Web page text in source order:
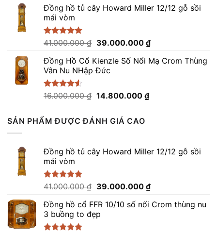
5 sao
là:
tại
Đồng hồ tủ cây Howard Miller 12/12 gỗ sồi
mái vòm
Được xếp
5 sao
41.000.000₫ Giá
là:
41.000.000 ₫.
39.000.000 ₫Giá
tại
Đồng Hồ Cổ Kienzle Số Nổi Mạ Crom Thùng
Vân Nu NHập Đức
Được xếp
16.000.000₫ Giá
là:
16.000.000 ₫.
14.800.000 ₫Giá
SẢN PHẨM ĐƯỢC ĐÁNH GIÁ CAO
Đồng hồ tủ cây Howard Miller 12/12 gỗ sồi
mái vòm
Được xếp
5 sao
41.000.000₫ Giá
là:
41.000.000 ₫.
39.000.000 ₫Giá
tại
Đồng hồ cổ FFR 10/10 số nổi Crom thùng nu
3 buồng to đẹp